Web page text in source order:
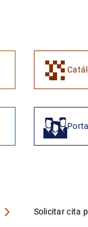
Solicitar cita